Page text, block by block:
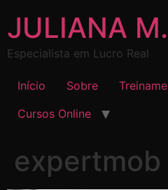
JULIANA
Especialista em Lucro Real
Início Sobre
Cursos Online
expertmob